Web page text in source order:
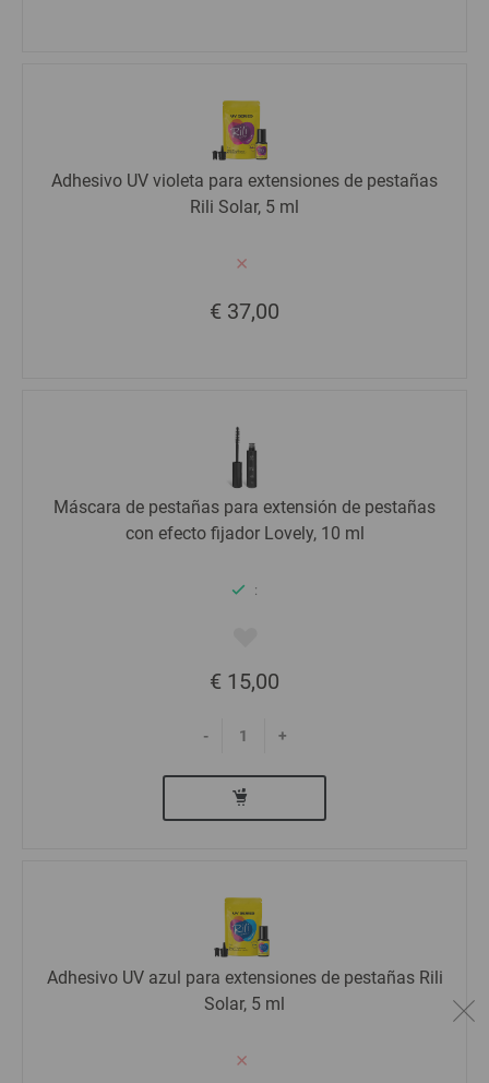
Adhesivo UV violeta para extensiones de pestañas
Rili Solar, 5 ml
€ 37,00
Máscara de pestañas para extensión de pestañas
con efecto fijador Lovely, 10 ml
:
€ 15,00
- +
Adhesivo UV azul para extensiones de pestañas Rili
Solar, 5 ml